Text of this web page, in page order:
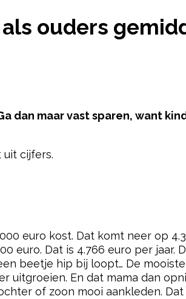
ouders
dan maar vast sparen, want
cijfers.
euro kost. Dat komt neer op
euro. Dat is 4.766 euro per jaar.
beetje hip bij loopt… De
uitgroeien. En dat mama dan
of zoon mooi aankleden.